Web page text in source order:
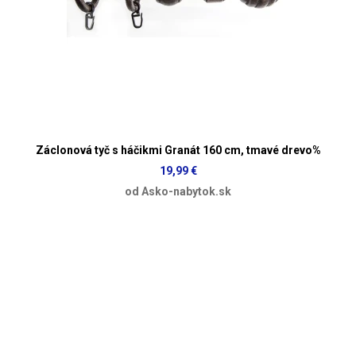
Záclonová tyč s háčikmi Granát 160 cm, tmavé drevo%
19,99 €
od Asko-nabytok.sk